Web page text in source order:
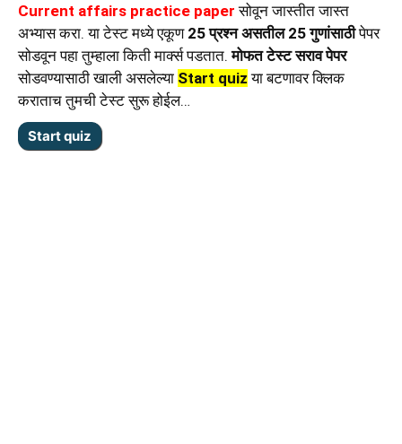
Current affairs practice paper सोवून जास्तीत जास्त
अभ्यास करा. या टेस्ट मध्ये एकूण 25 प्रश्न असतील 25 गुणांसाठीपेपर
सोडवून पहा तुम्हाला किती मार्क्स पडतात.मोफत टेस्ट सराव पेपर
सोडवण्यासाठी खाली असलेल्या Start quiz या बटणावर क्लिक
कराताच तुमची टेस्ट सुरू होईल…